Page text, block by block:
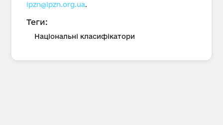
ipzn@ipzn.org.ua.
Теги:
Національні класифікатори